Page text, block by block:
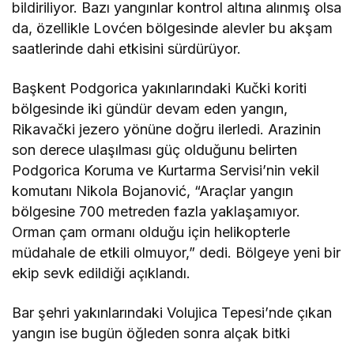
bildiriliyor. Bazı yangınlar kontrol altına alınmış olsa
da, özellikle Lovćen bölgesinde alevler bu akşam
saatlerinde dahi etkisini sürdürüyor.
Başkent Podgorica yakınlarındaki Kučki koriti
bölgesinde iki gündür devam eden yangın,
Rikavački jezero yönüne doğru ilerledi. Arazinin
son derece ulaşılması güç olduğunu belirten
Podgorica Koruma ve Kurtarma Servisi’nin vekil
komutanı Nikola Bojanović, “Araçlar yangın
bölgesine 700 metreden fazla yaklaşamıyor.
Orman çam ormanı olduğu için helikopterle
müdahale de etkili olmuyor,” dedi. Bölgeye yeni bir
ekip sevk edildiği açıklandı.
Bar şehri yakınlarındaki Volujica Tepesi’nde çıkan
yangın ise bugün öğleden sonra alçak bitki